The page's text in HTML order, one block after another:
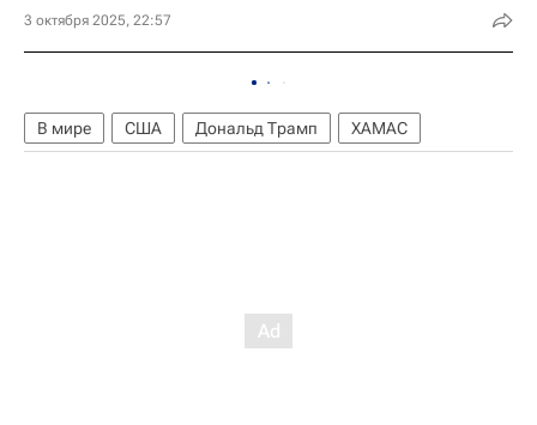
3 октября 2025, 22:57
В мире США Дональд Трамп ХАМАС